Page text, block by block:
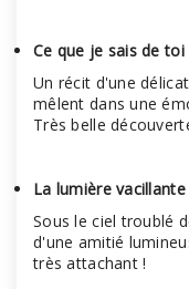
Ce que je sais de toi
Un récit d'une
mêlent dans une
Très belle
La lumière vacillante
Sous le ciel troublé
d'une amitié
très attachant !